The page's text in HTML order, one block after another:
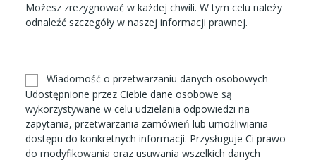
Możesz zrezygnować w każdej chwili. W tym celu należy
odnaleźć szczegóły w naszej informacji prawnej.
Wiadomość o przetwarzaniu danych osobowych
Udostępnione przez Ciebie dane osobowe są
wykorzystywane w celu udzielania odpowiedzi na
zapytania, przetwarzania zamówień lub umożliwiania
dostępu do konkretnych informacji. Przysługuje Ci prawo
do modyfikowania oraz usuwania wszelkich danych